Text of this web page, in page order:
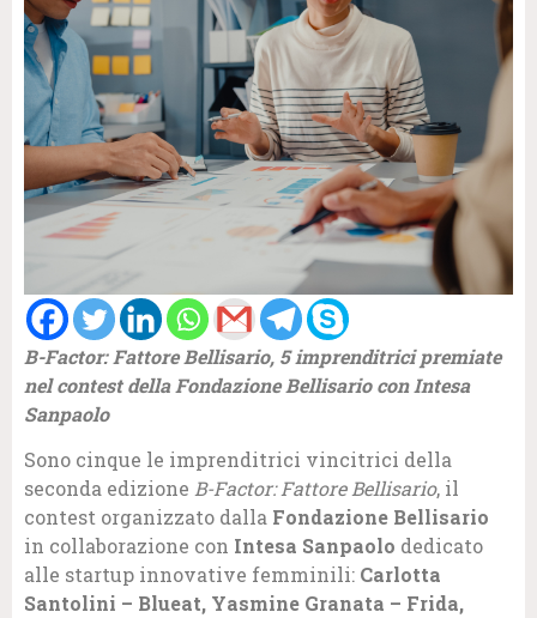
B-Factor: Fattore Bellisario, 5 imprenditrici premiate
nel contestdella Fondazione Bellisario con Intesa
Sanpaolo
Sono cinque le imprenditrici vincitrici della
seconda edizione B-Factor: Fattore Bellisario, il
contest organizzato dalla Fondazione Bellisario
in collaborazione con Intesa Sanpaolo dedicato
alle startup innovative femminili: Carlotta
Santolini – Blueat, Yasmine Granata – Frida,